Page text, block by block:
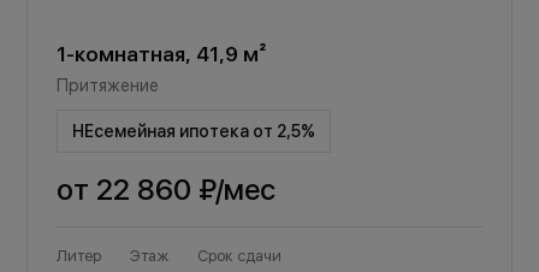
1-комнатная, 41,9 м²
Притяжение
НЕсемейная ипотека от 2,5%
от 22 860 ₽/мес
Литер Этаж Срок сдачи